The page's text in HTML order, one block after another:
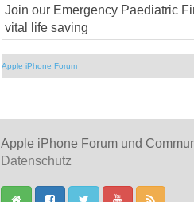
Join our Emergency Paediatric
vital life saving
Apple iPhone Forum
Apple iPhone Forum und
Datenschutz